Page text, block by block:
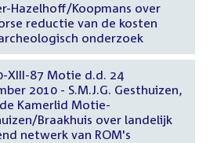
Hazelhoff/Koopmans over
reductie van de kosten
onderzoek
XIII-87 Motie d.d. 24
2010 - S.M.J.G. Gesthuizen,
Kamerlid Motie-
Braakhuis over landelijk
netwerk van ROM's